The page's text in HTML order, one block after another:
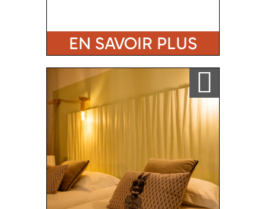
EN SAVOIR PLUS
Ajouter a ma sélection